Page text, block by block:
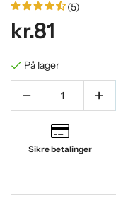
(5)
kr.81
På lager
Sikre betalinger